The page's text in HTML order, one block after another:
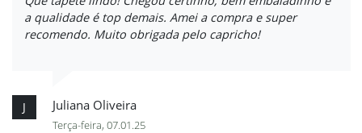
a qualidade é top demais. Amei a compra e super
recomendo. Muito obrigada pelo capricho!
J Juliana Oliveira
Terça-feira, 07.01.25